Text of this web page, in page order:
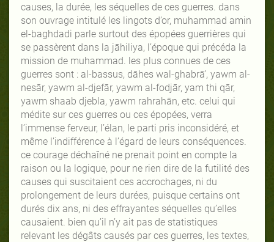
causes, la durée, les séquelles de ces guerres. dans
son ouvrage intitulé les lingots d’or, muhammad amin
el-baghdadi parle surtout des épopées guerrières qui
se passèrent dans la jāhiliya, l’époque qui précéda la
mission de muhammad. les plus connues de ces
guerres sont : al-bassus, dāhes wal-ghabrā’, yawm al-
nesār, yawm al-djefār, yawm al-fodjār, yam thi qār,
yawm shaab djebla, yawm rahrahān, etc. celui qui
médite sur ces guerres ou ces épopées, verra
l’immense ferveur, l’élan, le parti pris inconsidéré, et
même l’indifférence à l’égard de leurs conséquences.
ce courage déchaîné ne prenait point en compte la
raison ou la logique, pour ne rien dire de la futilité des
causes qui suscitaient ces accrochages, ni du
prolongement de leurs durées, puisque certains ont
durés dix ans, ni des effrayantes séquelles qu’elles
causaient. bien qu’il n’y ait pas de statistiques
relevant les dégâts causés par ces guerres, les textes,